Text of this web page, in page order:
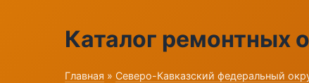
Каталог ремонтных
Главная » Северо-Кавказский федеральный